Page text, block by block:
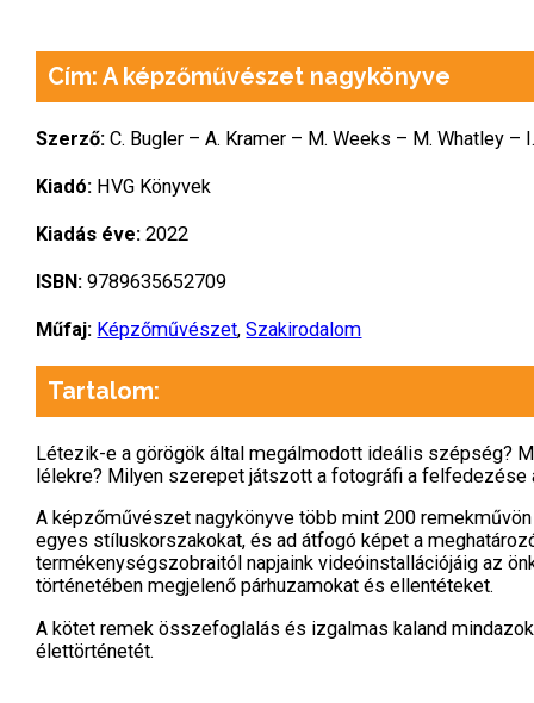
Cím: A képzőművészet nagykönyve
Szerző: C. Bugler – A. Kramer – M. Weeks – M. Whatley –
Kiadó: HVG Könyvek
Kiadás éve: 2022
ISBN: 9789635652709
Műfaj: Képzőművészet,Szakirodalom
Tartalom:
Létezik-e ​a görögök által megálmodott ideális szépség?
lélekre? Milyen szerepet játszott a fotográfi a felfedezése
A képzőművészet nagykönyve több mint 200
egyes stíluskorszakokat, és ad átfogó képet a
termékenységszobraitól napjaink videóinstallációjáig az
történetében megjelenő párhuzamokat és ellentéteket.
A kötet remek összefoglalás és izgalmas kaland
élettörténetét.